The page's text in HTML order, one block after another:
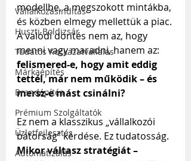
Vállalkozásindítás
Huszti Boldizsár
Tudatos Kockázatvállalás
Márkaépítés
Brandépítés
Prémium Szolgáltatók
Üzletfejlesztés
Automatizálás
modellbe, a megszokott mintákba,
és közben elmegy mellettük a piac.
A valódi döntés nem az, hogy
menni vagy maradni, hanem az:
felismered-e, hogy amit eddig
tettél, már nem működik – és
mersz-e mást csinálni?
Ez nem a klasszikus „vállalkozói
bátorság” kérdése. Ez tudatosság.
Mikor váltasz stratégiát –